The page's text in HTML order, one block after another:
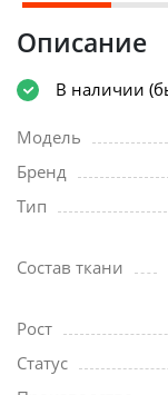
Описание
В наличии
Модель
Бренд
Тип
Состав ткани
Рост
Статус